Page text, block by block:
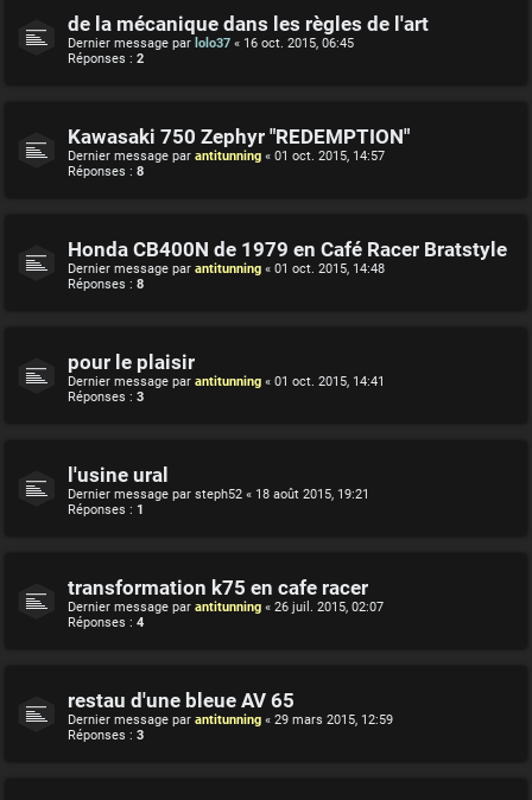
de la mécanique dans les règles de l'art
Dernier message par lolo37 « 16 oct. 2015, 06:45
Réponses : 2
Kawasaki 750 Zephyr "REDEMPTION"
Dernier message par antitunning « 01 oct. 2015, 14:57
Réponses : 8
Honda CB400N de 1979 en Café Racer Bratstyle
Dernier message par antitunning « 01 oct. 2015, 14:48
Réponses : 8
pour le plaisir
Dernier message par antitunning « 01 oct. 2015, 14:41
Réponses : 3
l'usine ural
Dernier message par steph52 « 18 août 2015, 19:21
Réponses : 1
transformation k75 en cafe racer
Dernier message par antitunning « 26 juil. 2015, 02:07
Réponses : 4
restau d'une bleue AV 65
Dernier message par antitunning « 29 mars 2015, 12:59
Réponses : 3